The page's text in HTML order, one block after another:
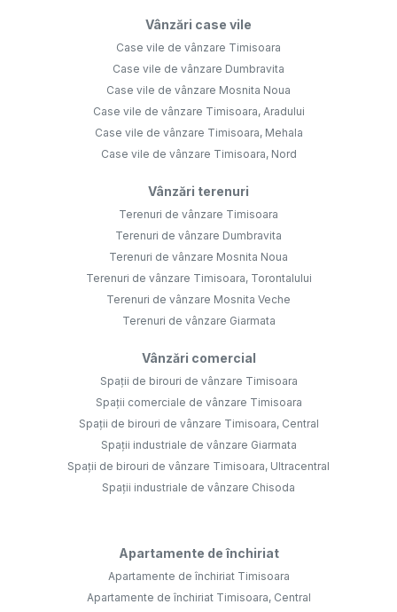
Vânzări case vile
Case vile de vânzare Timisoara
Case vile de vânzare Dumbravita
Case vile de vânzare Mosnita Noua
Case vile de vânzare Timisoara, Aradului
Case vile de vânzare Timisoara, Mehala
Case vile de vânzare Timisoara, Nord
Vânzări terenuri
Terenuri de vânzare Timisoara
Terenuri de vânzare Dumbravita
Terenuri de vânzare Mosnita Noua
Terenuri de vânzare Timisoara, Torontalului
Terenuri de vânzare Mosnita Veche
Terenuri de vânzare Giarmata
Vânzări comercial
Spații de birouri de vânzare Timisoara
Spații comerciale de vânzare Timisoara
Spații de birouri de vânzare Timisoara, Central
Spații industriale de vânzare Giarmata
Spații de birouri de vânzare Timisoara, Ultracentral
Spații industriale de vânzare Chisoda
Apartamente de închiriat
Apartamente de închiriat Timisoara
Apartamente de închiriat Timisoara, Central